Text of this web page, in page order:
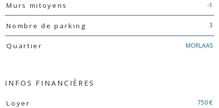
Murs mitoyens -1
Nombre de parking 3
Quartier MORLAAS
INFOS FINANCIÈRES
Caractéristiques
Loyer 750 €